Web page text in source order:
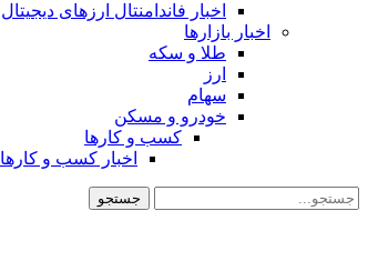
اخبار فاندامنتال ارزهای دیجیتال
اخبار بازارها
طلا و سکه
ارز
سهام
خودرو و مسکن
کسب و کارها
اخبار کسب و کارها